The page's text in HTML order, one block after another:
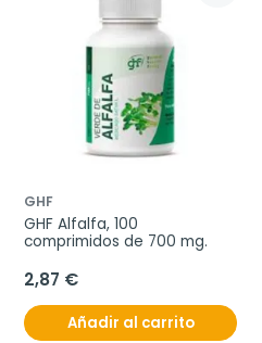
GHF
GHF Alfalfa, 100
comprimidos de 700 mg.
2,87 €
Añadir al carrito